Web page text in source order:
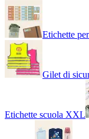
Etichette
Gilet di
Etichette scuola XXL